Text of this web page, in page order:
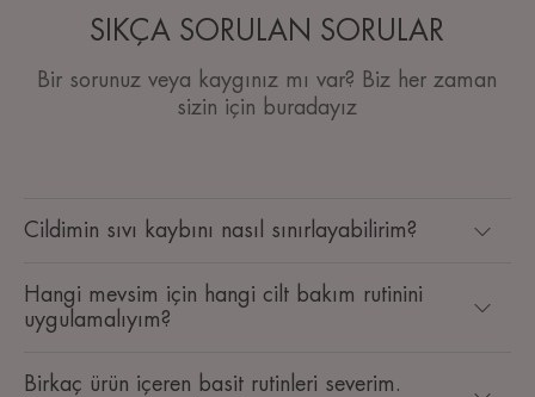
SIKÇA SORULAN SORULAR
Bir sorunuz veya kaygınız mı var? Biz her zaman
sizin için buradayız
Cildimin sıvı kaybını nasıl sınırlayabilirim?
Hangi mevsim için hangi cilt bakım rutinini
uygulamalıyım?
Birkaç ürün içeren basit rutinleri severim.